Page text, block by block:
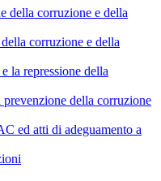
della corruzione e della
corruzione e della
la repressione della
della corruzione
ed atti di adeguamento a